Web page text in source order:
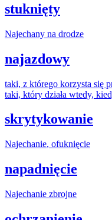
stuknięty
Najechany na drodze
najazdowy
taki, z którego korzysta się
taki, który działa wtedy,
skrytykowanie
Najechanie, ofuknięcie
napadnięcie
Najechanie zbrojne